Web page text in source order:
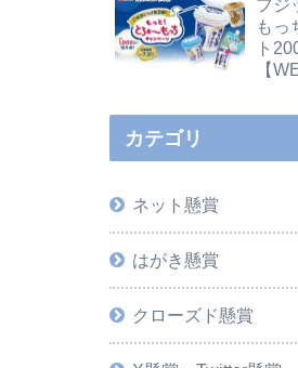
フジ
もっ
ト
【
カテゴリ
ネット懸賞
はがき懸賞
クローズド懸賞